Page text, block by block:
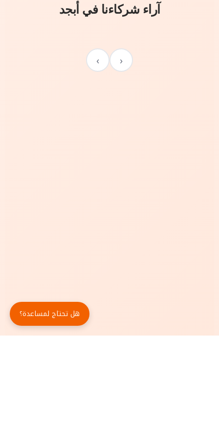
آراء شركاءنا في أبجد
‹
›
هل تحتاج لمساعدة؟